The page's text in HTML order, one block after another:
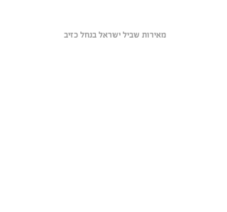
מאירות שביל ישראל בנחל כזיב